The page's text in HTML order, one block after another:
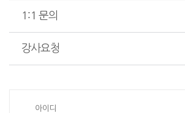
1:1 문의
강사요청
아이디